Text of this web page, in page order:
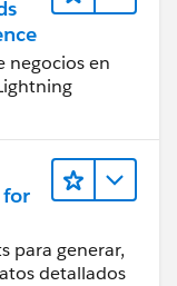
negocios en
for
para generar,
detallados